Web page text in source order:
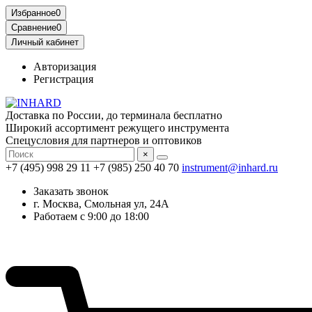
Избранное0
Сравнение0
Личный кабинет
Авторизация
Регистрация
Доставка по России, до терминала бесплатно
Широкий ассортимент режущего инструмента
Спецусловия для партнеров и оптовиков
×
+7 (495) 998 29 11 +7 (985) 250 40 70 instrument@inhard.ru
Заказать звонок
г. Москва, Смольная ул, 24А
Работаем с 9:00 до 18:00